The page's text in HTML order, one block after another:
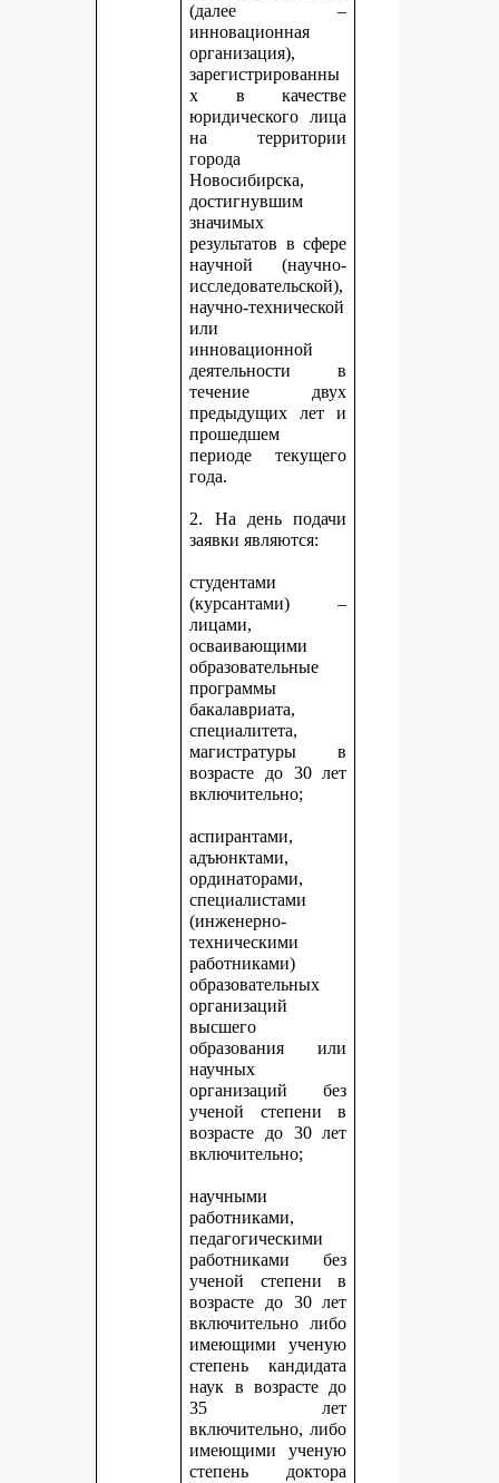
(далее –
инновационная
организация),
зарегистрированны
х в качестве
юридического лица
на территории
города
Новосибирска,
достигнувшим
значимых
результатов в сфере
научной (научно-
исследовательской),
научно-технической
или
инновационной
деятельности в
течение двух
предыдущих лет и
прошедшем
периоде текущего
года.
2. На день подачи
заявки являются:
студентами
(курсантами) –
лицами,
осваивающими
образовательные
программы
бакалавриата,
специалитета,
магистратуры в
возрасте до 30 лет
включительно;
аспирантами,
адъюнктами,
ординаторами,
специалистами
(инженерно-
техническими
работниками)
образовательных
организаций
высшего
образования или
научных
организаций без
ученой степени в
возрасте до 30 лет
включительно;
научными
работниками,
педагогическими
работниками без
ученой степени в
возрасте до 30 лет
включительно либо
имеющими ученую
степень кандидата
наук в возрасте до
35 лет
включительно, либо
имеющими ученую
степень доктора